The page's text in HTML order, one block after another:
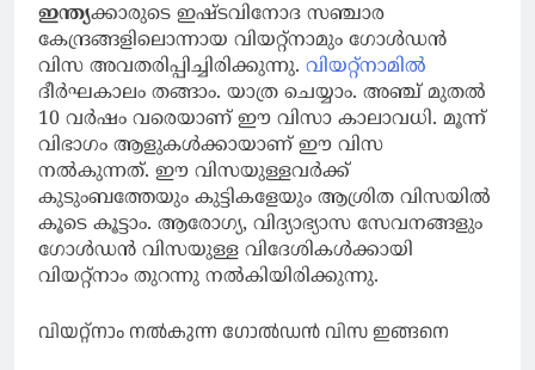
ഇന്ത്യക്കാരുടെ ഇഷ്ടവിനോദ സഞ്ചാര
കേന്ദ്രങ്ങളിലൊന്നായ വിയറ്റ്‌നാമും ഗോള്‍ഡന്‍
വിസ അവതരിപ്പിച്ചിരിക്കുന്നു. വിയറ്റ്നാമിൽ
ദീർഘകാലം തങ്ങാം. യാത്ര ചെയ്യാം. അഞ്ച് മുതൽ
10 വർഷം വരെയാണ് ഈ വിസാ കാലാവധി. മൂന്ന്
വിഭാഗം ആളുകൾക്കായാണ് ഈ വിസ
നൽകുന്നത്. ഈ വിസയുള്ളവര്‍ക്ക്
കുടുംബത്തേയും കുട്ടികളേയും ആശ്രിത വിസയില്‍
കൂടെ കൂട്ടാം. ആരോഗ്യ, വിദ്യാഭ്യാസ സേവനങ്ങളും
ഗോള്‍ഡന്‍ വിസയുള്ള വിദേശികള്‍ക്കായി
വിയറ്റ്‌നാം തുറന്നു നല്‍കിയിരിക്കുന്നു.
വിയറ്റ്‌നാം നല്‍കുന്ന ഗോല്‍ഡന്‍ വിസ ഇങ്ങനെ